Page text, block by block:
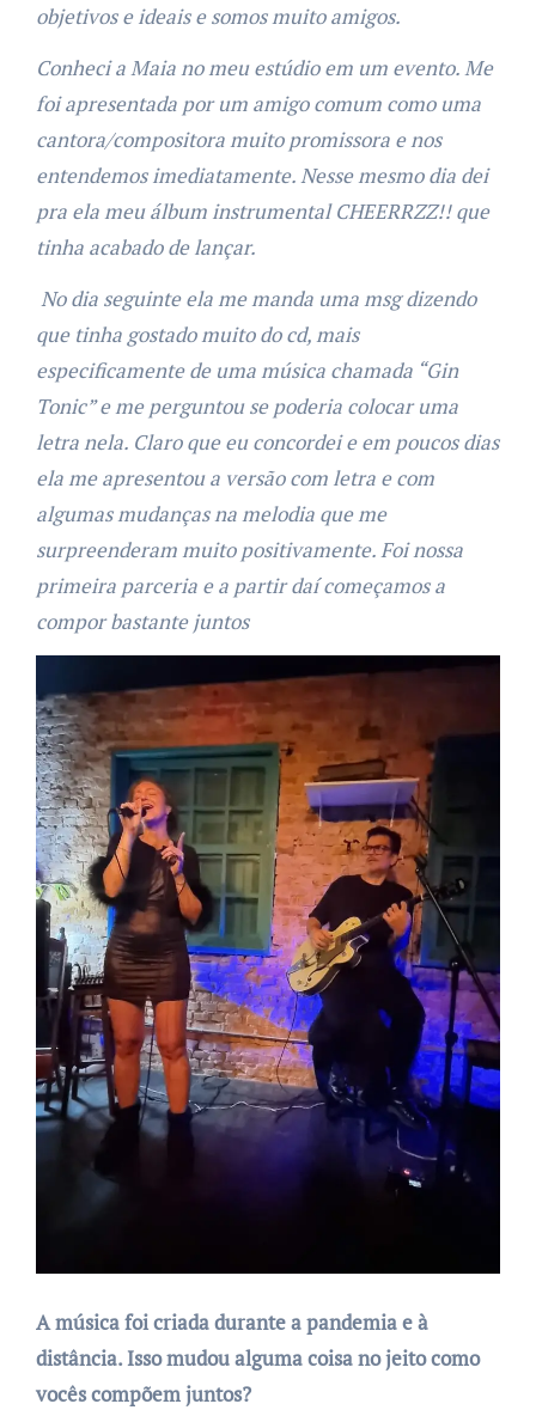
objetivos e ideais e somos muito amigos.
Conheci a Maia no meu estúdio em um evento. Me
foi apresentada por um amigo comum como uma
cantora/compositora muito promissora e nos
entendemos imediatamente. Nesse mesmo dia dei
pra ela meu álbum instrumental CHEERRZZ!! que
tinha acabado de lançar.
No dia seguinte ela me manda uma msg dizendo
que tinha gostado muito do cd, mais
especificamente de uma música chamada “Gin
Tonic” e me perguntou se poderia colocar uma
letra nela. Claro que eu concordei e em poucos dias
ela me apresentou a versão com letra e com
algumas mudanças na melodia que me
surpreenderam muito positivamente. Foi nossa
primeira parceria e a partir daí começamos a
compor bastante juntos
A música foi criada durante a pandemia e à
distância. Isso mudou alguma coisa no jeito como
vocês compõem juntos?